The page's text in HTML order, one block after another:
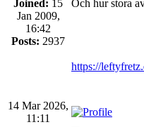
Joined: 15
Jan 2009,
16:42
Posts: 2937
Och hur stora
https://
14 Mar 2026,
11:11